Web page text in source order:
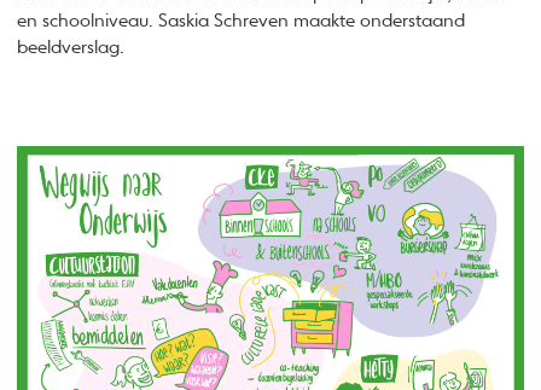
en schoolniveau. Saskia Schreven maakte onderstaand
beeldverslag.